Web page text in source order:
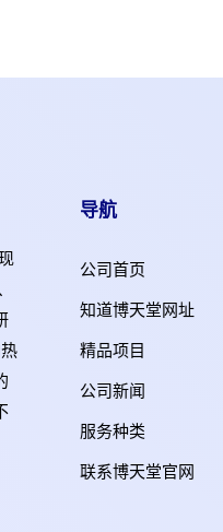
导航
公司首页
知道博天堂网址
精品项目
公司新闻
服务种类
联系博天堂官网